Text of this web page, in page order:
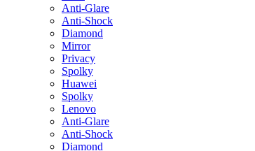
Anti-Glare
Anti-Shock
Diamond
Mirror
Privacy
Spolky
Huawei
Spolky
Lenovo
Anti-Glare
Anti-Shock
Diamond